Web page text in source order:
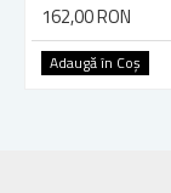
162,00 RON
Adaugă în Coş